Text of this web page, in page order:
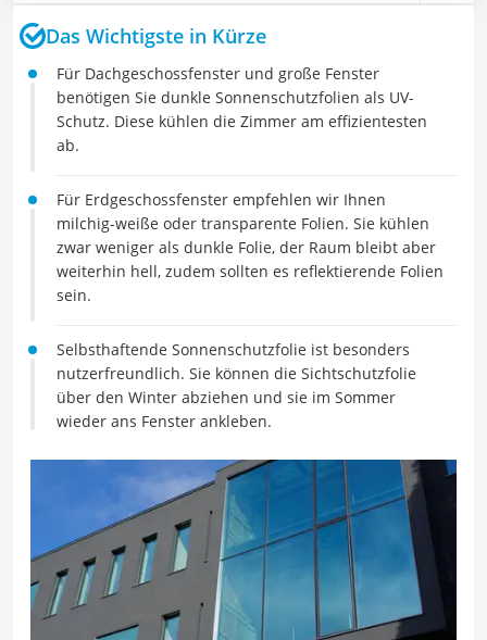
Das Wichtigste in Kürze
Für Dachgeschossfenster und große Fenster
benötigen Sie dunkle Sonnenschutzfolien als UV-
Schutz. Diese kühlen die Zimmer am effizientesten
ab.
Für Erdgeschossfenster empfehlen wir Ihnen
milchig-weiße oder transparente Folien. Sie kühlen
zwar weniger als dunkle Folie, der Raum bleibt aber
weiterhin hell, zudem sollten es reflektierende Folien
sein.
Selbsthaftende Sonnenschutzfolie ist besonders
nutzerfreundlich. Sie können die Sichtschutzfolie
über den Winter abziehen und sie im Sommer
wieder ans Fenster ankleben.